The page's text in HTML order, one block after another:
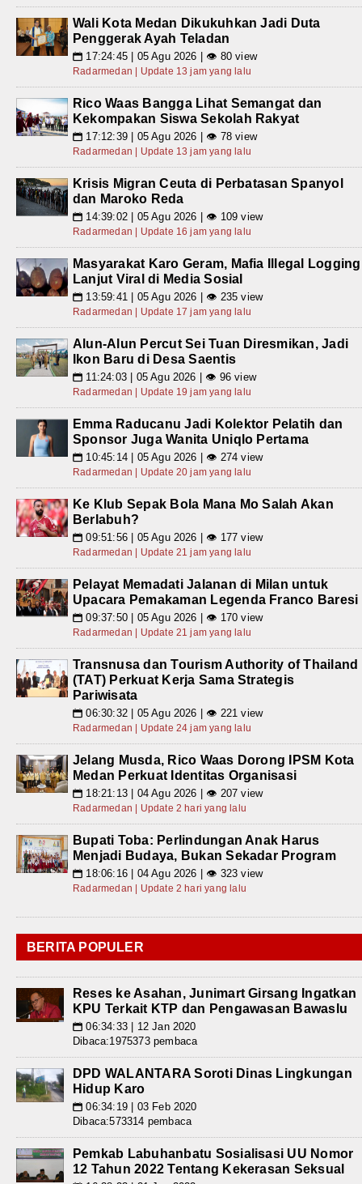
Wali Kota Medan Dikukuhkan Jadi Duta
Penggerak Ayah Teladan
📅 17:24:45 | 05 Agu 2026 | 👁 80 view
Radarmedan | Update 13 jam yang lalu
Rico Waas Bangga Lihat Semangat dan
Kekompakan Siswa Sekolah Rakyat
📅 17:12:39 | 05 Agu 2026 | 👁 78 view
Radarmedan | Update 13 jam yang lalu
Krisis Migran Ceuta di Perbatasan Spanyol
dan Maroko Reda
📅 14:39:02 | 05 Agu 2026 | 👁 109 view
Radarmedan | Update 16 jam yang lalu
Masyarakat Karo Geram, Mafia Illegal Logging
Lanjut Viral di Media Sosial
📅 13:59:41 | 05 Agu 2026 | 👁 235 view
Radarmedan | Update 17 jam yang lalu
Alun-Alun Percut Sei Tuan Diresmikan, Jadi
Ikon Baru di Desa Saentis
📅 11:24:03 | 05 Agu 2026 | 👁 96 view
Radarmedan | Update 19 jam yang lalu
Emma Raducanu Jadi Kolektor Pelatih dan
Sponsor Juga Wanita Uniqlo Pertama
📅 10:45:14 | 05 Agu 2026 | 👁 274 view
Radarmedan | Update 20 jam yang lalu
Ke Klub Sepak Bola Mana Mo Salah Akan
Berlabuh?
📅 09:51:56 | 05 Agu 2026 | 👁 177 view
Radarmedan | Update 21 jam yang lalu
Pelayat Memadati Jalanan di Milan untuk
Upacara Pemakaman Legenda Franco Baresi
📅 09:37:50 | 05 Agu 2026 | 👁 170 view
Radarmedan | Update 21 jam yang lalu
Transnusa dan Tourism Authority of Thailand
(TAT) Perkuat Kerja Sama Strategis
Pariwisata
📅 06:30:32 | 05 Agu 2026 | 👁 221 view
Radarmedan | Update 24 jam yang lalu
Jelang Musda, Rico Waas Dorong IPSM Kota
Medan Perkuat Identitas Organisasi
📅 18:21:13 | 04 Agu 2026 | 👁 207 view
Radarmedan | Update 2 hari yang lalu
Bupati Toba: Perlindungan Anak Harus
Menjadi Budaya, Bukan Sekadar Program
📅 18:06:16 | 04 Agu 2026 | 👁 323 view
Radarmedan | Update 2 hari yang lalu
BERITA POPULER
Reses ke Asahan, Junimart Girsang Ingatkan
KPU Terkait KTP dan Pengawasan Bawaslu
📅 06:34:33 | 12 Jan 2020
Dibaca:1975373 pembaca
DPD WALANTARA Soroti Dinas Lingkungan
Hidup Karo
📅 06:34:19 | 03 Feb 2020
Dibaca:573314 pembaca
Pemkab Labuhanbatu Sosialisasi UU Nomor
12 Tahun 2022 Tentang Kekerasan Seksual